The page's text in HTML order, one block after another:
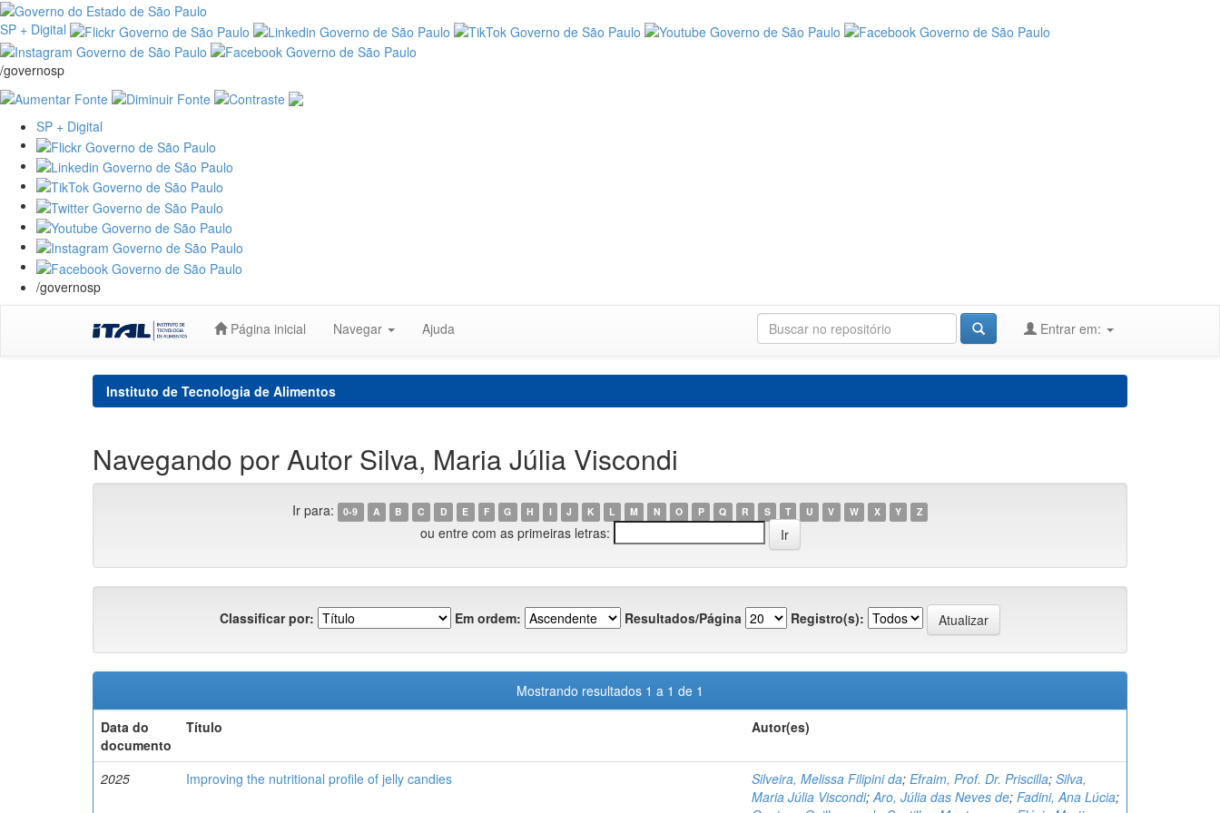
SP + Digital
/governosp
SP + Digital
/governosp
Página inicial Navegar Ajuda Entrar em:
Instituto de Tecnologia de Alimentos
Navegando por Autor Silva, Maria Júlia Viscondi
Ir para: 0-9 A B C D E F G H I J K L M N O P Q R S T U V W X Y Z
ou entre com as primeiras letras:
Classificar por: Em ordem: Resultados/Página Registro(s):
Mostrando resultados 1 a 1 de 1
Data do
documento
Título Autor(es)
2025 Improving the nutritional profile of jelly candies Silveira, Melissa Filipini da; Efraim, Prof. Dr. Priscilla; Silva,
Maria Júlia Viscondi;Aro, Júlia das Neves de; Fadini, Ana Lúcia;